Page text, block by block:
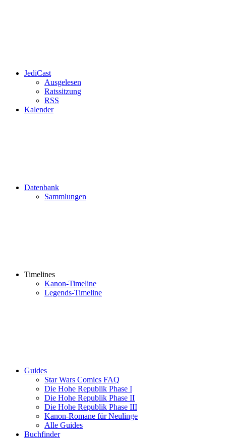
JediCast
Ausgelesen
Ratssitzung
RSS
Kalender
Datenbank
Sammlungen
Timelines
Kanon-Timeline
Legends-Timeline
Guides
Star Wars Comics FAQ
Die Hohe Republik Phase I
Die Hohe Republik Phase II
Die Hohe Republik Phase III
Kanon-Romane für Neulinge
Alle Guides
Buchfinder